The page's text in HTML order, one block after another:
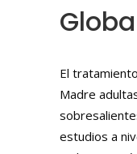
Globa
El
Madre
estudios a